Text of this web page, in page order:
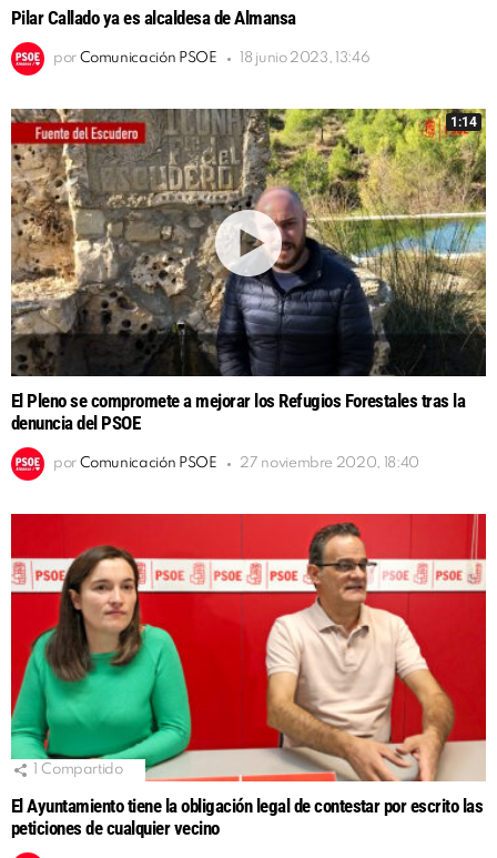
Pilar Callado ya es alcaldesa de Almansa
por Comunicación PSOE 18 junio 2023, 13:46
1:14
El Pleno se compromete a mejorar los Refugios Forestales tras la
denuncia del PSOE
por Comunicación PSOE 27 noviembre 2020, 18:40
Compartido
El Ayuntamiento tiene la obligación legal de contestar por escrito las
peticiones de cualquier vecino